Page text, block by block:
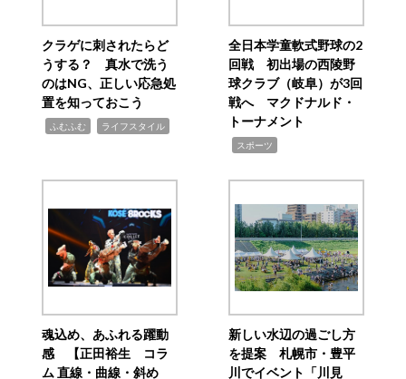
クラゲに刺されたらど
うする？ 真水で洗う
のはNG、正しい応急処
置を知っておこう
ふむふむ ライフスタイル
全日本学童軟式野球の2
回戦 初出場の西陵野
球クラブ（岐阜）が3回
戦へ マクドナルド・
トーナメント
スポーツ
魂込め、あふれる躍動
感 【正田裕生 コラ
ム 直線・曲線・斜め
新しい水辺の過ごし方
を提案 札幌市・豊平
川でイベント「川見